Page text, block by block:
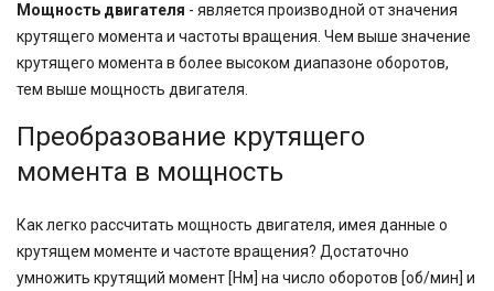
Мощность двигателя - является производной от значения
крутящего момента и частоты вращения. Чем выше значение
крутящего момента в более высоком диапазоне оборотов,
тем выше мощность двигателя.
Преобразование крутящего
момента в мощность
Как легко рассчитать мощность двигателя, имея данные о
крутящем моменте и частоте вращения? Достаточно
умножить крутящий момент [Нм] на число оборотов [об/мин] и